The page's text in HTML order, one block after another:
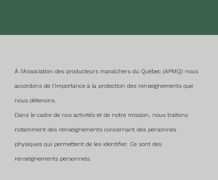
À l’Association des producteurs maraîchers du Québec (APMQ) nous
accordons de l’importance à la protection des renseignements que
nous détenons.
Dans le cadre de nos activités et de notre mission, nous traitons
notamment des renseignements concernant des personnes
physiques qui permettent de les identifier. Ce sont des
renseignements personnels.